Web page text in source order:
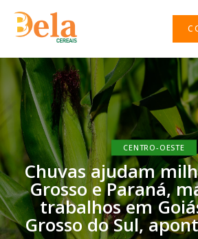
CENTRO-OESTE
Chuvas ajudam
Grosso e Paraná,
trabalhos em
Grosso do Sul,